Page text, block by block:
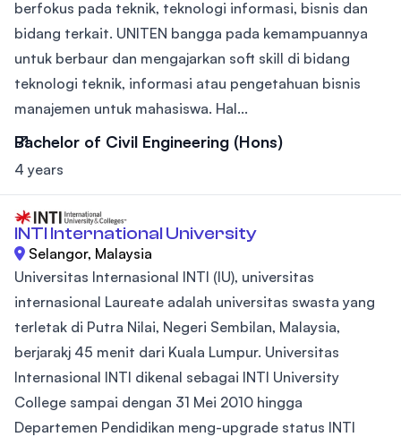
berfokus pada teknik, teknologi informasi, bisnis dan
bidang terkait. UNITEN bangga pada kemampuannya
untuk berbaur dan mengajarkan soft skill di bidang
teknologi teknik, informasi atau pengetahuan bisnis
manajemen untuk mahasiswa. Hal...
Bachelor of Civil Engineering (Hons)
4 years
INTI International University
Selangor, Malaysia
Universitas Internasional INTI (IU), universitas
internasional Laureate adalah universitas swasta yang
terletak di Putra Nilai, Negeri Sembilan, Malaysia,
berjarakj 45 menit dari Kuala Lumpur. Universitas
Internasional INTI dikenal sebagai INTI University
College sampai dengan 31 Mei 2010 hingga
Departemen Pendidikan meng-upgrade status INTI